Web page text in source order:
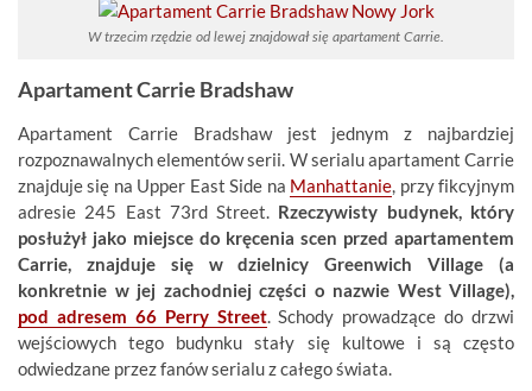
W trzecim rzędzie od lewej znajdował się apartament Carrie.
Apartament Carrie Bradshaw
Apartament Carrie Bradshaw jest jednym z najbardziej
rozpoznawalnych elementów serii. W serialu apartament Carrie
znajduje się na Upper East Side na Manhattanie, przy fikcyjnym
adresie 245 East 73rd Street. Rzeczywisty budynek, który
posłużył jako miejsce do kręcenia scen przed apartamentem
Carrie, znajduje się w dzielnicy Greenwich Village (a
konkretnie w jej zachodniej części o nazwie West Village),
pod adresem 66 Perry Street. Schody prowadzące do drzwi
wejściowych tego budynku stały się kultowe i są często
odwiedzane przez fanów serialu z całego świata.